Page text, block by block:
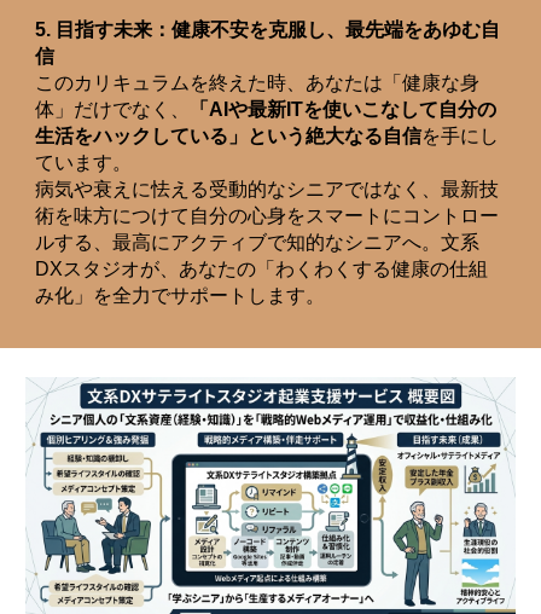
5. 目指す未来：健康不安を克服し、最先端をあゆむ自
信
このカリキュラムを終えた時、あなたは「健康な身
体」だけでなく、
「AIや最新ITを使いこなして自分の
生活をハックしている」という絶大なる自信を手にし
ています。
病気や衰えに怯える受動的なシニアではなく、最新技
術を味方につけて自分の心身をスマートにコントロー
ルする、最高にアクティブで知的なシニアへ。文系
DXスタジオが、あなたの「わくわくする健康の仕組
み化」を全力でサポートします。